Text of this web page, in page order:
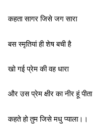
कहता सागर जिसे जग सारा
बस स्मृतियां ही शेष बची है
खो गई प्रेम की वह धारा
और उस प्रेम क्षीर का नीर हूं पीता
कहते हो तुम जिसे मधु प्याला।।